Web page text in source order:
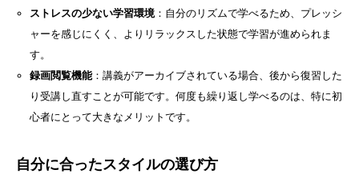
ストレスの少ない学習環境：自分のリズムで学べるため、プレッシ
ャーを感じにくく、よりリラックスした状態で学習が進められま
す。
録画閲覧機能：講義がアーカイブされている場合、後から復習した
り受講し直すことが可能です。何度も繰り返し学べるのは、特に初
心者にとって大きなメリットです。
自分に合ったスタイルの選び方